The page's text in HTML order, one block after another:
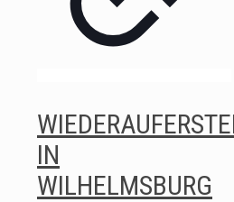
IN
WILHELMSBURG